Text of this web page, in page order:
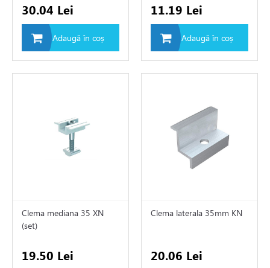
in pardoseala
si fitinguri
30.04 Lei
Adaugă în coș
11.19 Lei
Adaugă în coș
Clema mediana 35 XN
(set)
19.50 Lei
Clema laterala 35mm KN
20.06 Lei